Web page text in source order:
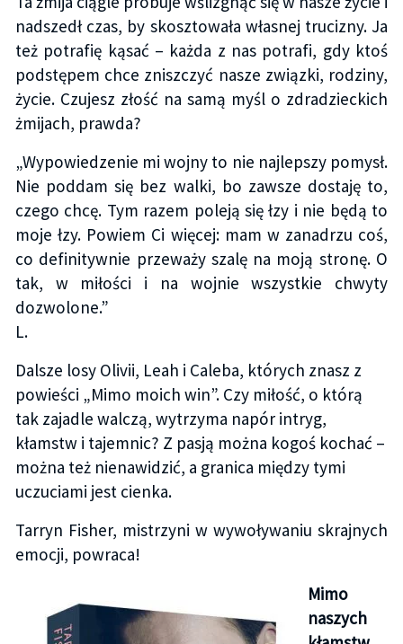
nadszedł czas, by skosztowała własnej trucizny. Ja
też potrafię kąsać – każda z nas potrafi, gdy ktoś
podstępem chce zniszczyć nasze związki, rodziny,
życie. Czujesz złość na samą myśl o zdradzieckich
żmijach, prawda?
„Wypowiedzenie mi wojny to nie najlepszy pomysł.
Nie poddam się bez walki, bo zawsze dostaję to,
czego chcę. Tym razem poleją się łzy i nie będą to
moje łzy. Powiem Ci więcej: mam w zanadrzu coś,
co definitywnie przeważy szalę na moją stronę. O
tak, w miłości i na wojnie wszystkie chwyty
dozwolone.”
L.
Dalsze losy Olivii, Leah i Caleba, których znasz z
powieści „Mimo moich win”. Czy miłość, o którą
tak zajadle walczą, wytrzyma napór intryg,
kłamstw i tajemnic? Z pasją można kogoś kochać –
można też nienawidzić, a granica między tymi
uczuciami jest cienka.
Tarryn Fisher, mistrzyni w wywoływaniu skrajnych
emocji, powraca!
Mimo
naszych